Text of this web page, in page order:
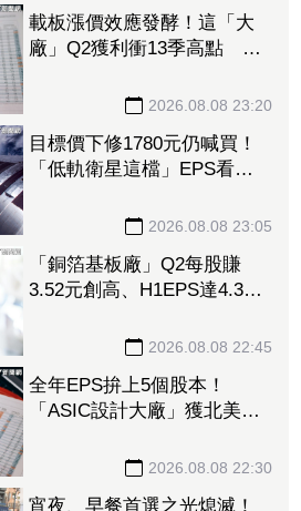
載板漲價效應發酵！這「大
廠」Q2獲利衝13季高點 再
2026.08.08 23:20
目標價下修1780元仍喊買！
「低軌衛星這檔」EPS看至
2026.08.08 23:05
「銅箔基板廠」Q2每股賺
3.52元創高、H1EPS達4.39
2026.08.08 22:45
全年EPS拚上5個股本！
「ASIC設計大廠」獲北美
2026.08.08 22:30
宵夜、早餐首選之光熄滅！